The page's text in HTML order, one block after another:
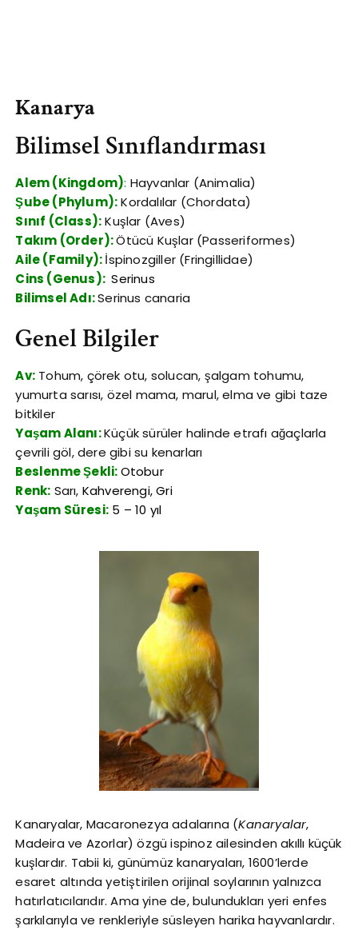
Kanarya
Bilimsel Sınıflandırması
Alem (Kingdom): Hayvanlar (Animalia)
Şube (Phylum):Kordalılar (Chordata)
Sınıf (Class):Kuşlar (Aves)
Takım (Order):Ötücü Kuşlar (Passeriformes)
Aile (Family):İspinozgiller (Fringillidae)
Cins (Genus): Serinus
Bilimsel Adı:Serinus canaria
Genel Bilgiler
Av: Tohum, çörek otu, solucan, şalgam tohumu,
yumurta sarısı, özel mama, marul, elma ve gibi taze
bitkiler
Yaşam Alanı:Küçük sürüler halinde etrafı ağaçlarla
çevrili göl, dere gibi su kenarları
Beslenme Şekli:Otobur
Renk: Sarı, Kahverengi, Gri
Yaşam Süresi: 5 – 10 yıl
Kanaryalar, Macaronezya adalarına (Kanaryalar,
Madeira ve Azorlar) özgü ispinoz ailesinden akıllı küçük
kuşlardır. Tabii ki, günümüz kanaryaları, 1600’lerde
esaret altında yetiştirilen orijinal soylarının yalnızca
hatırlatıcılarıdır. Ama yine de, bulundukları yeri enfes
şarkılarıyla ve renkleriyle süsleyen harika hayvanlardır.